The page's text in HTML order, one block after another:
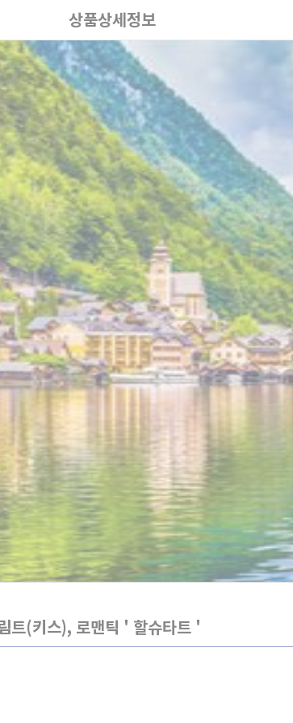
상품상세정보
트(키스), 로맨틱 ' 할슈타트 '